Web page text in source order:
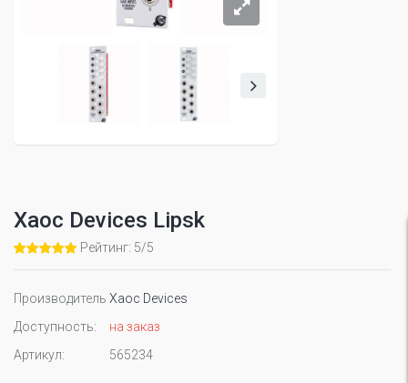
Xaoc Devices Lipsk
Рейтинг: 5/5
Производитель Xaoc Devices
Доступность:
на заказ
Артикул:
565234